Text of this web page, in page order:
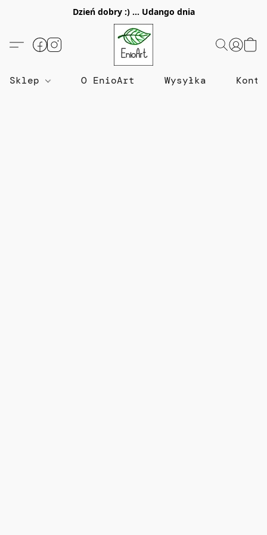
Dzień dobry :) ... Udango dnia
Sklep O EnioArt Wysyłka